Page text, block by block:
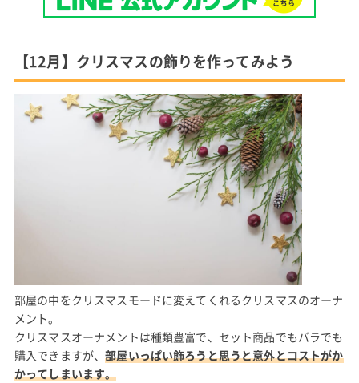
【12月】クリスマスの飾りを作ってみよう
部屋の中をクリスマスモードに変えてくれるクリスマスのオーナ
メント。
クリスマスオーナメントは種類豊富で、セット商品でもバラでも
購入できますが、部屋いっぱい飾ろうと思うと意外とコストがか
かってしまいます。